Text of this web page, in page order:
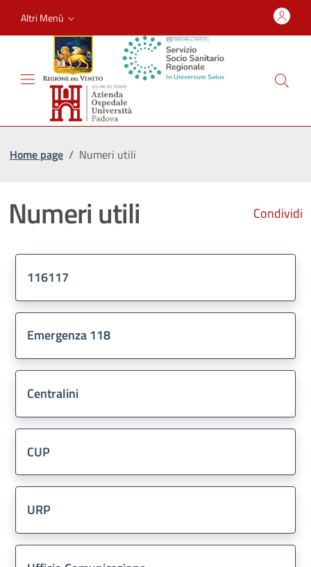
Altri Menù
Home page / Numeri utili
Condividi
Numeri utili
116117
Emergenza 118
Centralini
CUP
URP